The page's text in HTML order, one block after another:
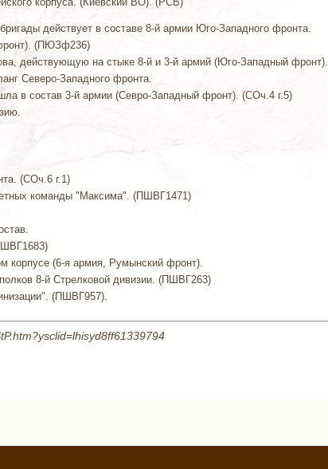
действует в составе 8-й армии Юго-Западного фронта.
(ПЮЗф236)
действующую на стыке 8-й и 3-й армий (Юго-Западный фронт).
Северо-Западного фронта.
в состав 3-й армии (Севро-Западный фронт). (СОч.4 г.5)
(СОч.6 г.1)
команды "Максима". (ПШВГ1471)
корпусе (6-я армия, Румынский фронт).
8-й Стрелковой дивизии. (ПШВГ263)
(ПШВГ957).